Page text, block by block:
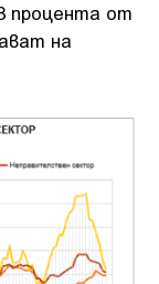
процента от
на